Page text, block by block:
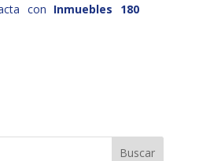
con Inmuebles 180
Buscar